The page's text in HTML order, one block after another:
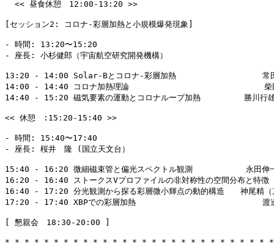
  << 昼食休憩　12:00-13:20 >>
[セッション2: コロナ-彩層加熱と小規模爆発現象]
- 時間: 13:20〜15:20
- 座長: 小杉健郎（宇宙航空研究開発機構）
13:20 - 14:00 Solar-Bとコロナ-彩層加熱　                常田
14:00 - 14:40 コロナ加熱理論　                          柴田
14:40 - 15:20 磁気要素の運動とコロナループ加熱    　　　勝川行
<< 休憩　:15:20-15:40 >>
- 時間: 15:40〜17:40
- 座長: 桜井　隆 (国立天文台）
15:40 - 16:20 微細磁束管と偏光スペクトル観測      　　　永田伸
16:20 - 16:40 ストークスVプロファイルの非対称性の空間分布と特徴
16:40 - 17:20 分光観測から探る彩層微小輝点の動的構造　　神尾精（
17:20 - 17:40 XBPでの彩層加熱                   　 　 　渡邊
[ 懇親会　18:30-20:00 ]
* * * * * * * * * * * * * * * * * * * * * * * * * * *